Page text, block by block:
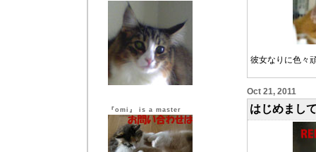
『omi』 is a master
彼女なりに色々
Oct 21, 2011
はじめまし